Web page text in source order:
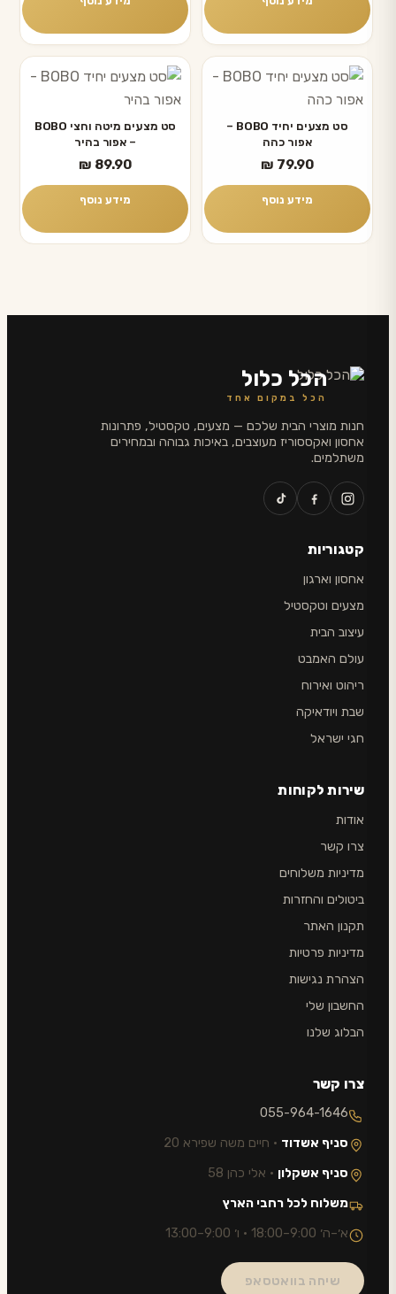
סט מצעים יחיד BOBO –
אפור כהה
₪ 79.90
מידע נוסף
סט מצעים מיטה וחצי BOBO
– אפור בהיר
₪ 89.90
מידע נוסף
הכל כלול
הכל במקום אחד
חנות מוצרי הבית שלכם — מצעים, טקסטיל, פתרונות
אחסון ואקססוריז מעוצבים, באיכות גבוהה ובמחירים
משתלמים.
קטגוריות
אחסון וארגון
מצעים וטקסטיל
עיצוב הבית
עולם האמבט
ריהוט ואירוח
שבת ויודאיקה
חגי ישראל
שירות לקוחות
אודות
צרו קשר
מדיניות משלוחים
ביטולים והחזרות
תקנון האתר
מדיניות פרטיות
הצהרת נגישות
החשבון שלי
הבלוג שלנו
צרו קשר
055-964-1646
סניף אשדוד · חיים משה שפירא 20
סניף אשקלון · אלי כהן 58
משלוח לכל רחבי הארץ
א׳–ה׳ 9:00–18:00 · ו׳ 9:00–13:00
שיחה בוואטסאפ